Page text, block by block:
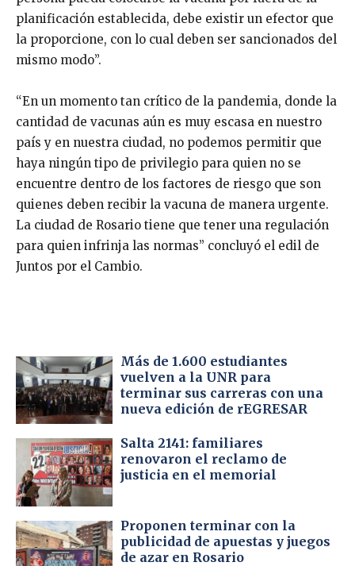
planificación establecida, debe existir un efector que
la proporcione, con lo cual deben ser sancionados del
mismo modo”.
“En un momento tan crítico de la pandemia, donde la
cantidad de vacunas aún es muy escasa en nuestro
país y en nuestra ciudad, no podemos permitir que
haya ningún tipo de privilegio para quien no se
encuentre dentro de los factores de riesgo que son
quienes deben recibir la vacuna de manera urgente.
La ciudad de Rosario tiene que tener una regulación
para quien infrinja las normas” concluyó el edil de
Juntos por el Cambio.
Más de 1.600 estudiantes
vuelven a la UNR para
terminar sus carreras con una
nueva edición de rEGRESAR
Salta 2141: familiares
renovaron el reclamo de
justicia en el memorial
Proponen terminar con la
publicidad de apuestas y juegos
de azar en Rosario